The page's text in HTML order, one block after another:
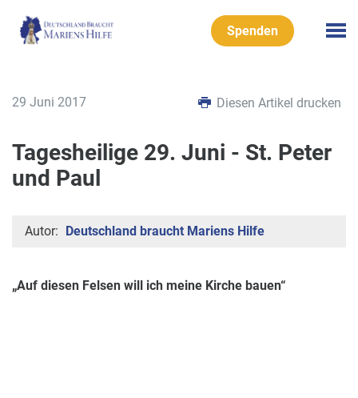
Spenden
29 Juni 2017 Diesen Artikel drucken
Tagesheilige 29. Juni - St. Peter
und Paul
Autor: Deutschland braucht Mariens Hilfe
„Auf diesen Felsen will ich meine Kirche bauen“